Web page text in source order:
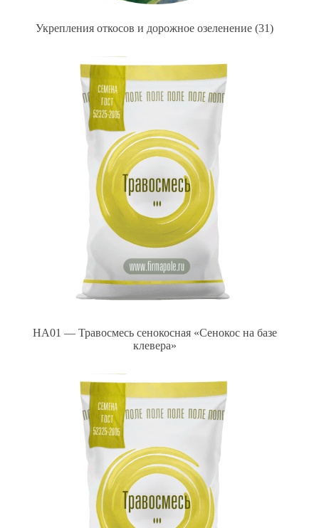
Укрепления откосов и дорожное озеленение(31)
HA01 — Травосмесь сенокосная «Сенокос на базе
клевера»